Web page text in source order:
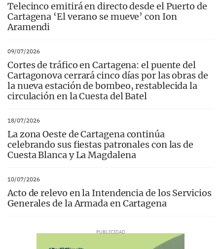
Telecinco emitirá en directo desde el Puerto de
Cartagena ‘El verano se mueve’ con Ion
Aramendi
09/07/2026
Cortes de tráfico en Cartagena: el puente del
Cartagonova cerrará cinco días por las obras de
la nueva estación de bombeo, restablecida la
circulación en la Cuesta del Batel
18/07/2026
La zona Oeste de Cartagena continúa
celebrando sus fiestas patronales con las de
Cuesta Blanca y La Magdalena
10/07/2026
Acto de relevo en la Intendencia de los Servicios
Generales de la Armada en Cartagena